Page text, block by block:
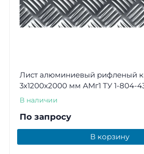
Лист алюминиевый рифленый
3х1200х2000 мм АМг1 ТУ 1-804-
В наличии
По запросу
В корзину